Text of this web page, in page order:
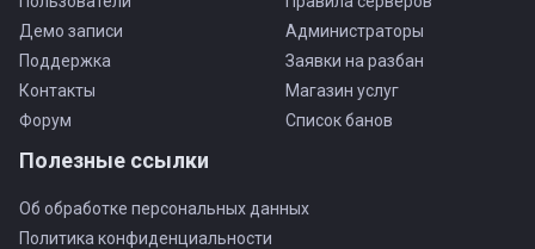
Демо записи
Поддержка
Контакты
Форум
Администраторы
Заявки на разбан
Магазин услуг
Список банов
Полезные ссылки
Об обработке персональных данных
Политика конфиденциальности